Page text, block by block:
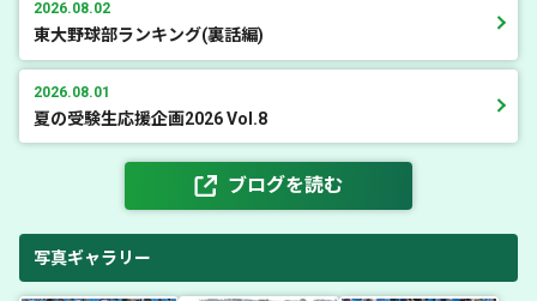
2026.08.02
東大野球部ランキング(裏話編)
2026.08.01
夏の受験生応援企画2026 Vol.8
ブログを読む
写真ギャラリー